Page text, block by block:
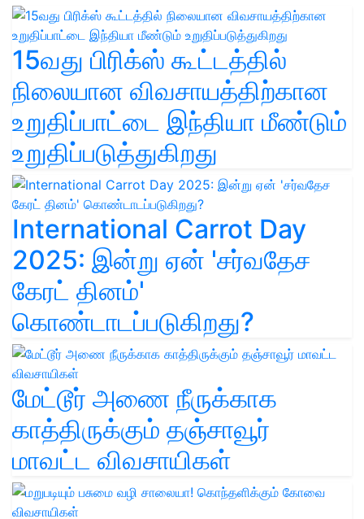
15வது பிரிக்ஸ் கூட்டத்தில்
நிலையான விவசாயத்திற்கான
உறுதிப்பாட்டை இந்தியா மீண்டும்
உறுதிப்படுத்துகிறது
International Carrot Day
2025: இன்று ஏன் 'சர்வதேச
கேரட் தினம்'
கொண்டாடப்படுகிறது?
மேட்டூர் அணை நீருக்காக
காத்திருக்கும் தஞ்சாவூர்
மாவட்ட விவசாயிகள்